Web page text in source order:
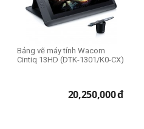
Bảng vẽ máy tính Wacom
Cintiq 13HD (DTK-1301/K0-CX)
20,250,000đ